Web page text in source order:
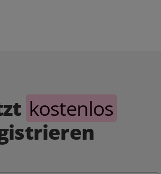
kostenlos